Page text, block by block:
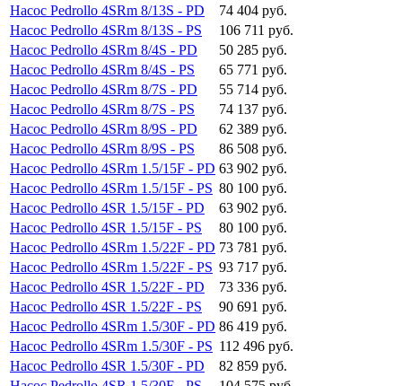
Насос Pedrollo 4SRm 8/13S - PD
74 404 руб.
Насос Pedrollo 4SRm 8/13S - PS
106 711 руб.
Насос Pedrollo 4SRm 8/4S - PD
50 285 руб.
Насос Pedrollo 4SRm 8/4S - PS
65 771 руб.
Насос Pedrollo 4SRm 8/7S - PD
55 714 руб.
Насос Pedrollo 4SRm 8/7S - PS
74 137 руб.
Насос Pedrollo 4SRm 8/9S - PD
62 389 руб.
Насос Pedrollo 4SRm 8/9S - PS
86 508 руб.
Насос Pedrollo 4SRm 1.5/15F - PD 63 902 руб.
Насос Pedrollo 4SRm 1.5/15F - PS 80 100 руб.
Насос Pedrollo 4SR 1.5/15F - PD
63 902 руб.
Насос Pedrollo 4SR 1.5/15F - PS
80 100 руб.
Насос Pedrollo 4SRm 1.5/22F - PD 73 781 руб.
Насос Pedrollo 4SRm 1.5/22F - PS 93 717 руб.
Насос Pedrollo 4SR 1.5/22F - PD
73 336 руб.
Насос Pedrollo 4SR 1.5/22F - PS
90 691 руб.
Насос Pedrollo 4SRm 1.5/30F - PD 86 419 руб.
Насос Pedrollo 4SRm 1.5/30F - PS 112 496 руб.
Насос Pedrollo 4SR 1.5/30F - PD
82 859 руб.